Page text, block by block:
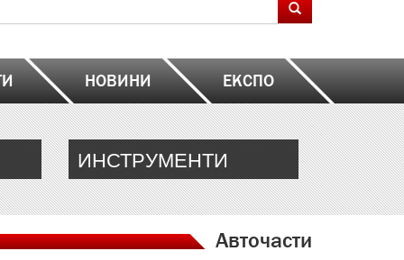
НОВИНИ ЕКСПО
ИНСТРУМЕНТИ
Авточасти